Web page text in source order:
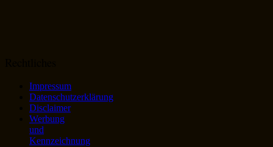
Impressum
Datenschutzerklärung
Disclaimer
Werbung
und
Kennzeichnung